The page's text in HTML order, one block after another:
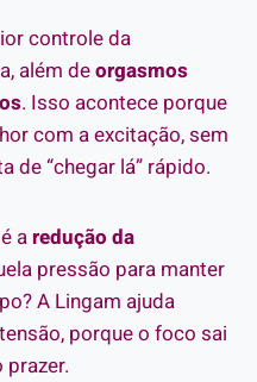
controle da
além deorgasmos
. Isso acontece porque
com a excitação, sem
de “chegar lá” rápido.
aredução da
pressão para manter
A Lingam ajuda
porque o foco sai